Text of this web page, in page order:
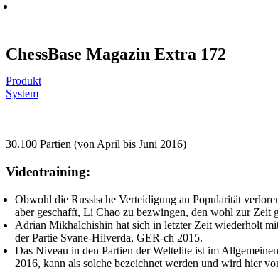
ChessBase Magazin Extra 172
Produkt
System
30.100 Partien (von April bis Juni 2016)
Videotraining:
Obwohl die Russische Verteidigung an Popularität
aber geschafft, Li Chao zu bezwingen, den wohl zur Zeit
Adrian Mikhalchishin hat sich in letzter Zeit wiederholt
der Partie Svane-Hilverda, GER-ch 2015.
Das Niveau in den Partien der Weltelite ist im
2016, kann als solche bezeichnet werden und wird hier